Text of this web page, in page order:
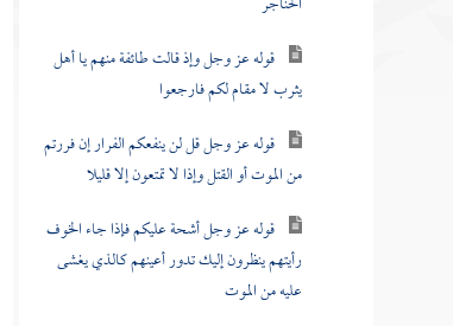
قوله عز وجل وإذ قالت طائفة منهم يا أهل
يثرب لا مقام لكم فارجعوا
قوله عز وجل قل لن ينفعكم الفرار إن فررتم
من الموت أو القتل وإذا لا تمتعون إلا قليلا
قوله عز وجل أشحة عليكم فإذا جاء الخوف
رأيتهم ينظرون إليك تدور أعينهم كالذي يغشى
عليه من الموت